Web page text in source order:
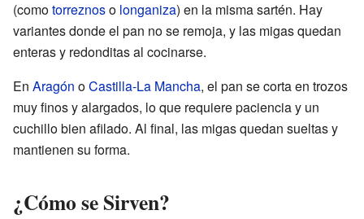
(comotorreznoso longaniza) en la misma sartén. Hay
variantes donde el pan no se remoja, y las migas quedan
enteras y redonditas al cocinarse.
En Aragón oCastilla-La Mancha, el pan se corta en trozos
muy finos y alargados, lo que requiere paciencia y un
cuchillo bien afilado. Al final, las migas quedan sueltas y
mantienen su forma.
¿Cómo se Sirven?